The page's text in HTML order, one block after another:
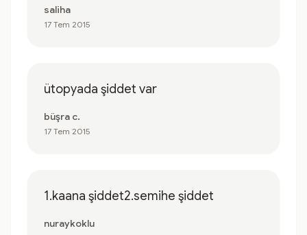
saliha
17 Tem 2015
ütopyada şiddet var
büşra c.
17 Tem 2015
1.kaana şiddet2.semihe şiddet
nuraykoklu